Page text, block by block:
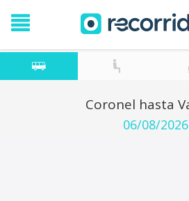
Coronel hasta
06/08/2026